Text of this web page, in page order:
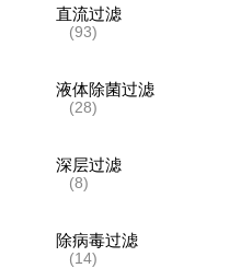
直流过滤
(93)
液体除菌过滤
(28)
深层过滤
(8)
除病毒过滤
(14)